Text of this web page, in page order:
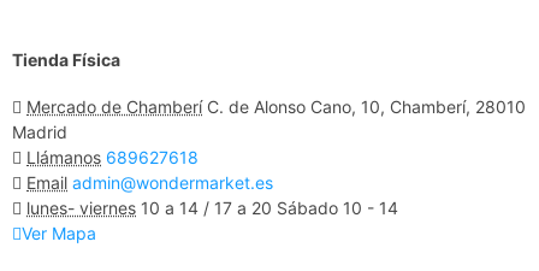
Tienda Física
Mercado de Chamberí C. de Alonso Cano, 10, Chamberí, 28010
Madrid
Llámanos 689627618
Email admin@wondermarket.es
lunes- viernes 10 a 14 / 17 a 20 Sábado 10 - 14
Ver Mapa